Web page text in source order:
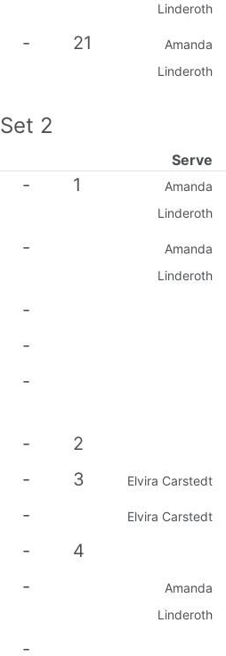
Linderoth
- 21
Amanda
Linderoth
Set 2
Serve
- 1
Amanda
Linderoth
-
Amanda
Linderoth
-
-
-
-
2
-
3 Elvira Carstedt
- Elvira Carstedt
-
4
-
Amanda
Linderoth
-